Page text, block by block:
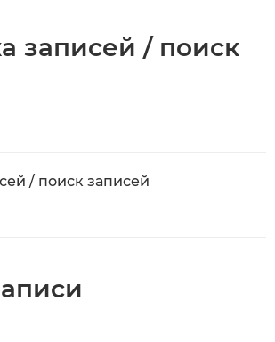
записей / поиск
/ поиск записей